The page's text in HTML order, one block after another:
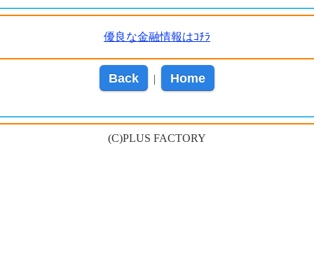
優良な金融情報はｺﾁﾗ
Back | Home
(C)PLUS FACTORY